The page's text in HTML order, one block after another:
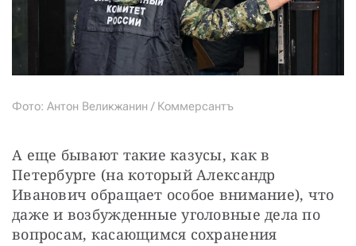
Фото: Антон Великжанин / Коммерсантъ
А еще бывают такие казусы, как в
Петербурге (на который Александр
Иванович обращает особое внимание), что
даже и возбужденные уголовные дела по
вопросам, касающимся сохранения